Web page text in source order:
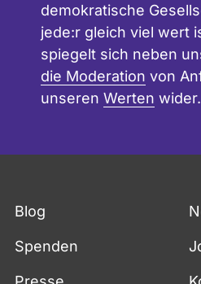
demokratische
jede:r gleich viel wert
spiegelt sich neben
die Moderation von
unseren Werten wider.
Blog
Spenden